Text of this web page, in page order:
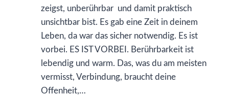
zeigst, unberührbar und damit praktisch
unsichtbar bist. Es gab eine Zeit in deinem
Leben, da war das sicher notwendig. Es ist
vorbei. ES IST VORBEI. Berührbarkeit ist
lebendig und warm. Das, was du am meisten
vermisst, Verbindung, braucht deine
Offenheit,…